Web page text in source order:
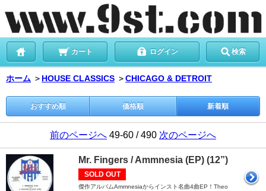
カート ログイン 検索
ホーム ＞ HOUSE CLASSICS ＞CHICAGO & DETROIT
おすすめ順 価格順 新着順
前のページへ 49-60 / 490 次のページへ
Mr. Fingers / Ammnesia (EP) (12”)
SOLD OUT
傑作アルバムAmmnesiaからインスト名曲4曲EP！Theo